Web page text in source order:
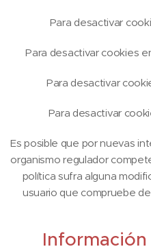
Para desactivar
Para desactivar cookies
Para desactivar
Para desactivar
Es posible que por nuevas
organismo regulador
política sufra alguna
usuario que compruebe